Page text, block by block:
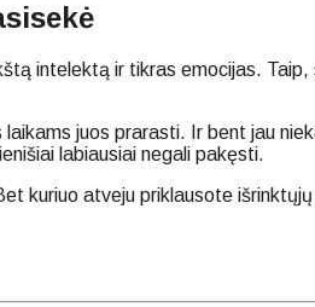
intelektą ir tikras emocijas.
juos prarasti. Ir bent jau
labiausiai negali pakęsti.
kuriuo atveju priklausote